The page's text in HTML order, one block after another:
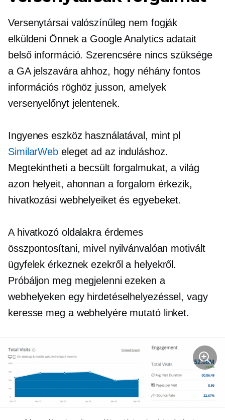
Versenytársai valószínűleg nem fogják
elküldeni Önnek a Google Analytics adatait
belső információ. Szerencsére nincs szüksége
a GA jelszavára ahhoz, hogy néhány fontos
információs röghöz jusson, amelyek
versenyelőnyt jelentenek.
Ingyenes eszköz használatával, mint pl
SimilarWeb eleget ad az induláshoz.
Megtekintheti a becsült forgalmukat, a világ
azon helyeit, ahonnan a forgalom érkezik,
hivatkozási webhelyeiket és egyebeket.
A hivatkozó oldalakra érdemes
összpontosítani, mivel nyilvánvalóan motivált
ügyfelek érkeznek ezekről a helyekről.
Próbáljon meg megjelenni ezeken a
webhelyeken egy hirdetéselhelyezéssel, vagy
keresse meg a webhelyére mutató linket.